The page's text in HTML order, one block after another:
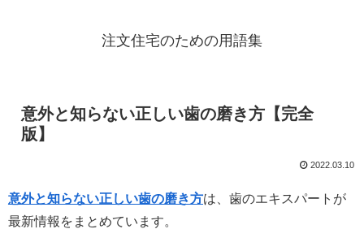
注文住宅のための用語集
意外と知らない正しい歯の磨き方【完全
版】
2022.03.10
意外と知らない正しい歯の磨き方は、歯のエキスパートが
最新情報をまとめています。